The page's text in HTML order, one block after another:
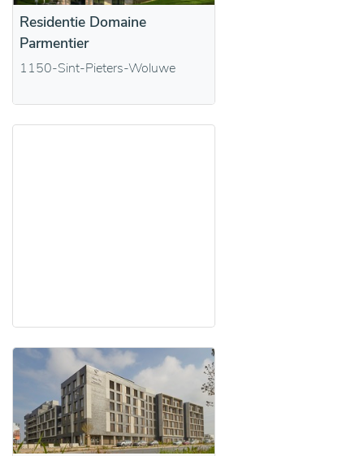
Residentie Domaine
Parmentier
1150-Sint-Pieters-Woluwe